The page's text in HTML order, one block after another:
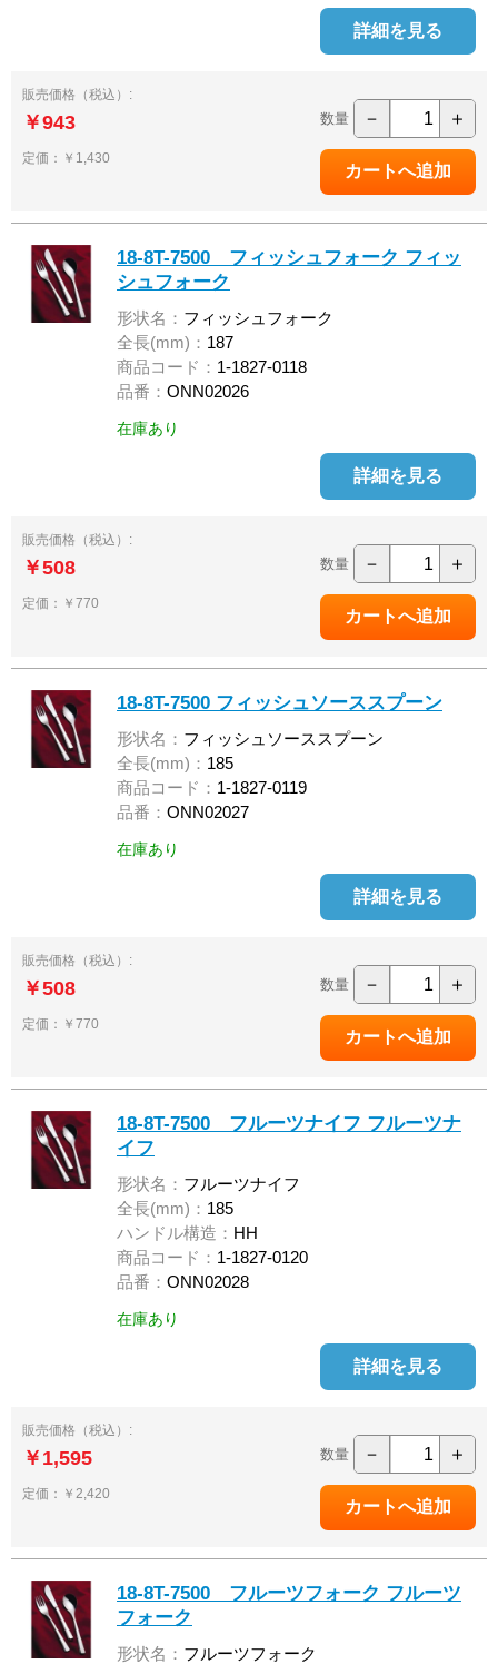
詳細を見る
販売価格（税込）:
￥943
定価：￥1,430
数量 － ＋
18-8T-7500 フィッシュフォーク フィッ
シュフォーク
形状名： フィッシュフォーク
全長(mm)： 187
商品コード： 1-1827-0118
品番： ONN02026
在庫あり
詳細を見る
販売価格（税込）:
￥508
定価：￥770
数量 － ＋
18-8T-7500 フィッシュソーススプーン
形状名： フィッシュソーススプーン
全長(mm)： 185
商品コード： 1-1827-0119
品番： ONN02027
在庫あり
詳細を見る
販売価格（税込）:
￥508
定価：￥770
数量 － ＋
18-8T-7500 フルーツナイフ フルーツナ
イフ
形状名： フルーツナイフ
全長(mm)： 185
ハンドル構造： HH
商品コード： 1-1827-0120
品番： ONN02028
在庫あり
詳細を見る
販売価格（税込）:
￥1,595
定価：￥2,420
数量 － ＋
18-8T-7500 フルーツフォーク フルーツ
フォーク
形状名： フルーツフォーク